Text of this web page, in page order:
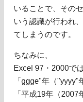
いることで、その
いう認識が行われ
てしまうのです。
ちなみに、
Excel 97・2000で
「ggge"年（"yyyy"
「平成19年（2007